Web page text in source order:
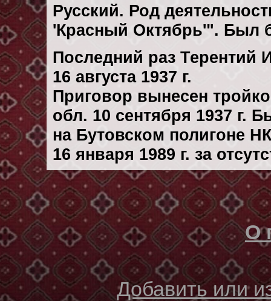
Русский. Род
'Красный Октябрь'". Был
Последний раз Терентий
16 августа 1937 г.
Приговор вынесен
обл. 10 сентября 1937 г.
на Бутовском полигоне
16 января 1989 г. за
О
Добавить или